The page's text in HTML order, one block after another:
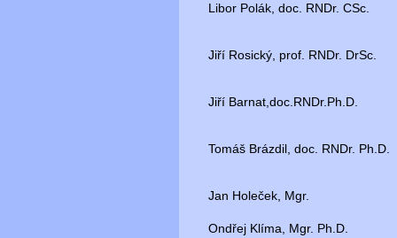
Libor Polák, doc. RNDr. CSc.
Jiří Rosický, prof. RNDr. DrSc.
Jiří Barnat,doc.RNDr.Ph.D.
Tomáš Brázdil, doc. RNDr. Ph.D.
Jan Holeček, Mgr.
Ondřej Klíma, Mgr. Ph.D.